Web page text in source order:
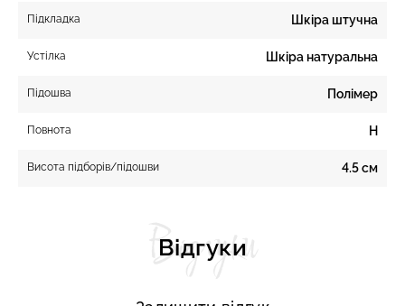
Підкладка Шкіра штучна
Устілка Шкіра натуральна
Підошва Полімер
Повнота H
Висота підборів/підошви 4.5 см
Відгуки
Відгуки